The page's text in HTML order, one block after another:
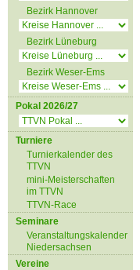
Bezirk Hannover
Bezirk Lüneburg
Bezirk Weser-Ems
Pokal 2026/27
Turniere
Turnierkalender des
TTVN
mini-Meisterschaften
im TTVN
TTVN-Race
Seminare
Veranstaltungskalender
Niedersachsen
Vereine